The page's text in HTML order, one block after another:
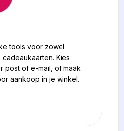
tools voor zowel
Kies
post of e-mail, of maak
aankoop in je winkel.